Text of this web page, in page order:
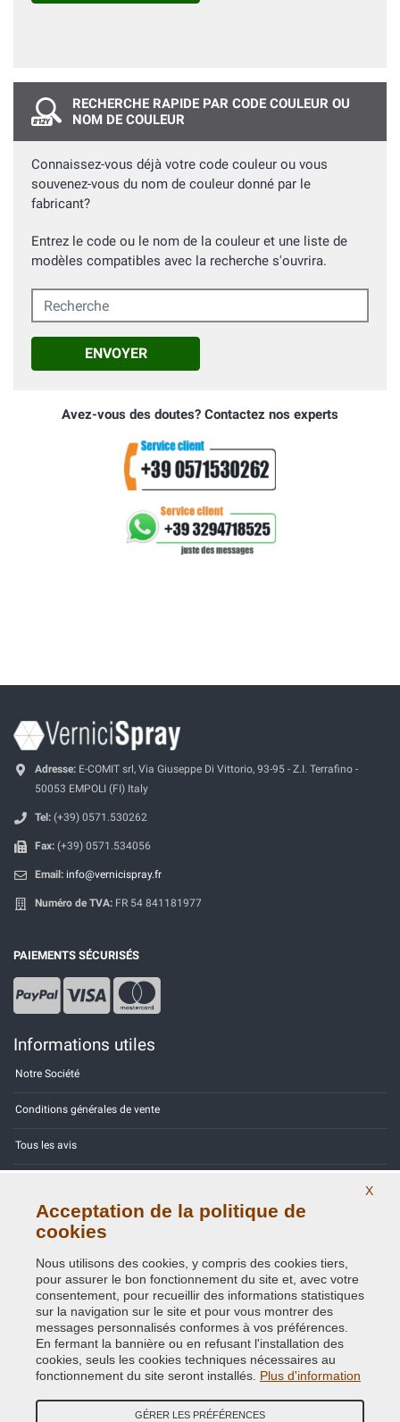
RECHERCHE RAPIDE PAR CODE COULEUR OU
NOM DE COULEUR
Connaissez-vous déjà votre code couleur ou vous
souvenez-vous du nom de couleur donné par le
fabricant?
Entrez le code ou le nom de la couleur et une liste de
modèles compatibles avec la recherche s'ouvrira.
Recherche
ENVOYER
Avez-vous des doutes? Contactez nos experts
Adresse: E-COMIT srl, Via Giuseppe Di Vittorio, 93-95 - Z.I. Terrafino -
50053 EMPOLI (FI) Italy
Tel: (+39) 0571.530262
Fax: (+39) 0571.534056
Email: info@vernicispray.fr
Numéro de TVA: FR 54 841181977
PAIEMENTS SÉCURISÉS
Informations utiles
Notre Société
Conditions générales de vente
Tous les avis
Contactez-nous
Politique de confidentialité - RGPD
Copyright © 2014 - 2026. All Rights Reserved.
X
Acceptation de la politique de
cookies
Nous utilisons des cookies, y compris des cookies tiers,
pour assurer le bon fonctionnement du site et, avec votre
consentement, pour recueillir des informations statistiques
sur la navigation sur le site et pour vous montrer des
messages personnalisés conformes à vos préférences.
En fermant la bannière ou en refusant l'installation des
cookies, seuls les cookies techniques nécessaires au
fonctionnement du site seront installés. Plus d'information
GÉRER LES PRÉFÉRENCES